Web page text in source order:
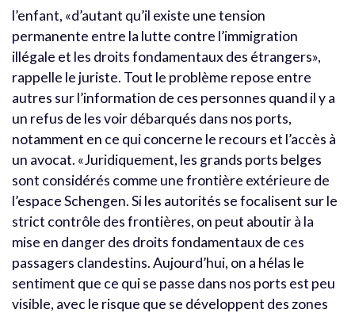
l’enfant, «d’autant qu’il existe une tension
permanente entre la lutte contre l’immigration
illégale et les droits fondamentaux des étrangers»,
rappelle le juriste. Tout le problème repose entre
autres sur l’information de ces personnes quand il y a
un refus de les voir débarqués dans nos ports,
notamment en ce qui concerne le recours et l’accès à
un avocat. «Juridiquement, les grands ports belges
sont considérés comme une frontière extérieure de
l’espace Schengen. Si les autorités se focalisent sur le
strict contrôle des frontières, on peut aboutir à la
mise en danger des droits fondamentaux de ces
passagers clandestins. Aujourd’hui, on a hélas le
sentiment que ce qui se passe dans nos ports est peu
visible, avec le risque que se développent des zones